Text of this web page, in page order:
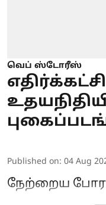
வெப் ஸ்டோரீஸ்
Published on: 04 Aug
நேற்றைய